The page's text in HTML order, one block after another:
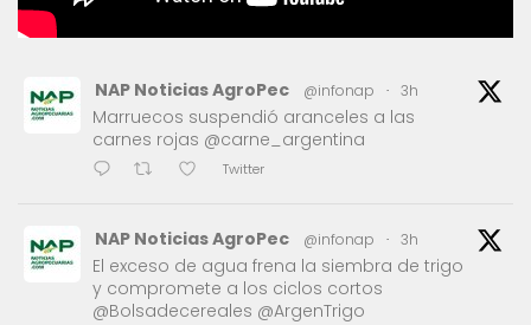
NAP Noticias AgroPec @infonap · 3h
Marruecos suspendió aranceles a las
carnes rojas @carne_argentina
Twitter
NAP Noticias AgroPec @infonap · 3h
El exceso de agua frena la siembra de trigo
y compromete a los ciclos cortos
@Bolsadecereales @ArgenTrigo